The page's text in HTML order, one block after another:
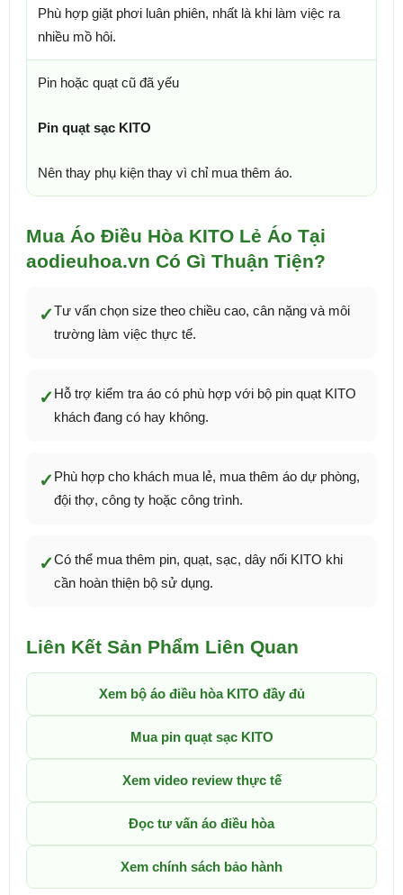
Phù hợp giặt phơi luân phiên, nhất là khi làm việc ra
nhiều mồ hôi.
Pin hoặc quạt cũ đã yếu
Pin quạt sạc KITO
Nên thay phụ kiện thay vì chỉ mua thêm áo.
Mua Áo Điều Hòa KITO Lẻ Áo Tại
aodieuhoa.vn Có Gì Thuận Tiện?
✓Tư vấn chọn size theo chiều cao, cân nặng và môi
trường làm việc thực tế.
✓ Hỗ trợ kiểm tra áo có phù hợp với bộ pin quạt KITO
khách đang có hay không.
✓ Phù hợp cho khách mua lẻ, mua thêm áo dự phòng,
đội thợ, công ty hoặc công trình.
✓Có thể mua thêm pin, quạt, sạc, dây nối KITO khi
cần hoàn thiện bộ sử dụng.
Liên Kết Sản Phẩm Liên Quan
Xem bộ áo điều hòa KITO đầy đủ
Mua pin quạt sạc KITO
Xem video review thực tế
Đọc tư vấn áo điều hòa
Xem chính sách bảo hành